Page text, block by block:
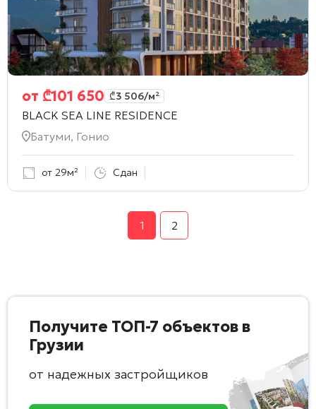
от ₾101 650 ₾3 506/м²
BLACK SEA LINE RESIDENCE
Батуми, Гонио
от 29м² Сдан
1 2
Получите ТОП-7 объектов в
Грузии
от надежных застройщиков